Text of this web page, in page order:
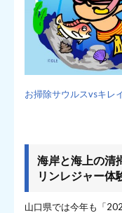
お掃除サウルスvsキレ
海岸と海上の清
リンレジャー体
山口県では今年も「